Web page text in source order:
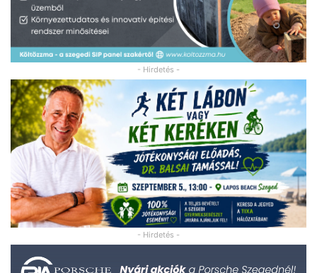
- Hirdetés -
- Hirdetés -